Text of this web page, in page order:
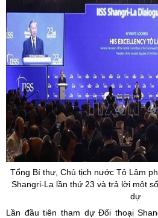
Tổng Bí thư, Chủ tịch nước Tô Lâm
Shangri-La lần thứ 23 và trả lời một
dự
Lần đầu tiên tham dự Đối thoại